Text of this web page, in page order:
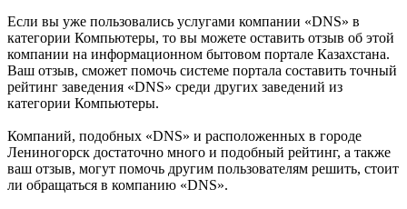
Если вы уже пользовались услугами компании «DNS» в
категории Компьютеры, то вы можете оставить отзыв об этой
компании на информационном бытовом портале Казахстана.
Ваш отзыв, сможет помочь системе портала составить точный
рейтинг заведения «DNS» среди других заведений из
категории Компьютеры.
Компаний, подобных «DNS» и расположенных в городе
Лениногорск достаточно много и подобный рейтинг, а также
ваш отзыв, могут помочь другим пользователям решить, стоит
ли обращаться в компанию «DNS».